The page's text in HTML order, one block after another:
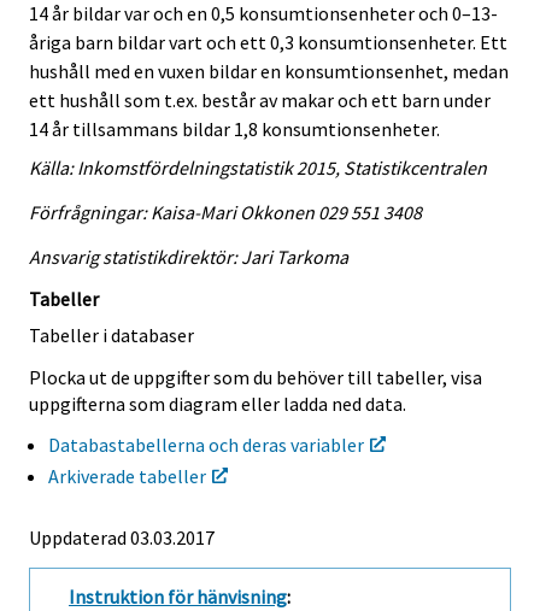
14 år bildar var och en 0,5 konsumtionsenheter och 0–13-
åriga barn bildar vart och ett 0,3 konsumtionsenheter. Ett
hushåll med en vuxen bildar en konsumtionsenhet, medan
ett hushåll som t.ex. består av makar och ett barn under
14 år tillsammans bildar 1,8 konsumtionsenheter.
Källa: Inkomstfördelningstatistik 2015, Statistikcentralen
Förfrågningar: Kaisa-Mari Okkonen 029 551 3408
Ansvarig statistikdirektör: Jari Tarkoma
Tabeller
Tabeller i databaser
Plocka ut de uppgifter som du behöver till tabeller, visa
uppgifterna som diagram eller ladda ned data.
Databastabellerna och deras variabler
Arkiverade tabeller
Uppdaterad 03.03.2017
Instruktion för hänvisning: